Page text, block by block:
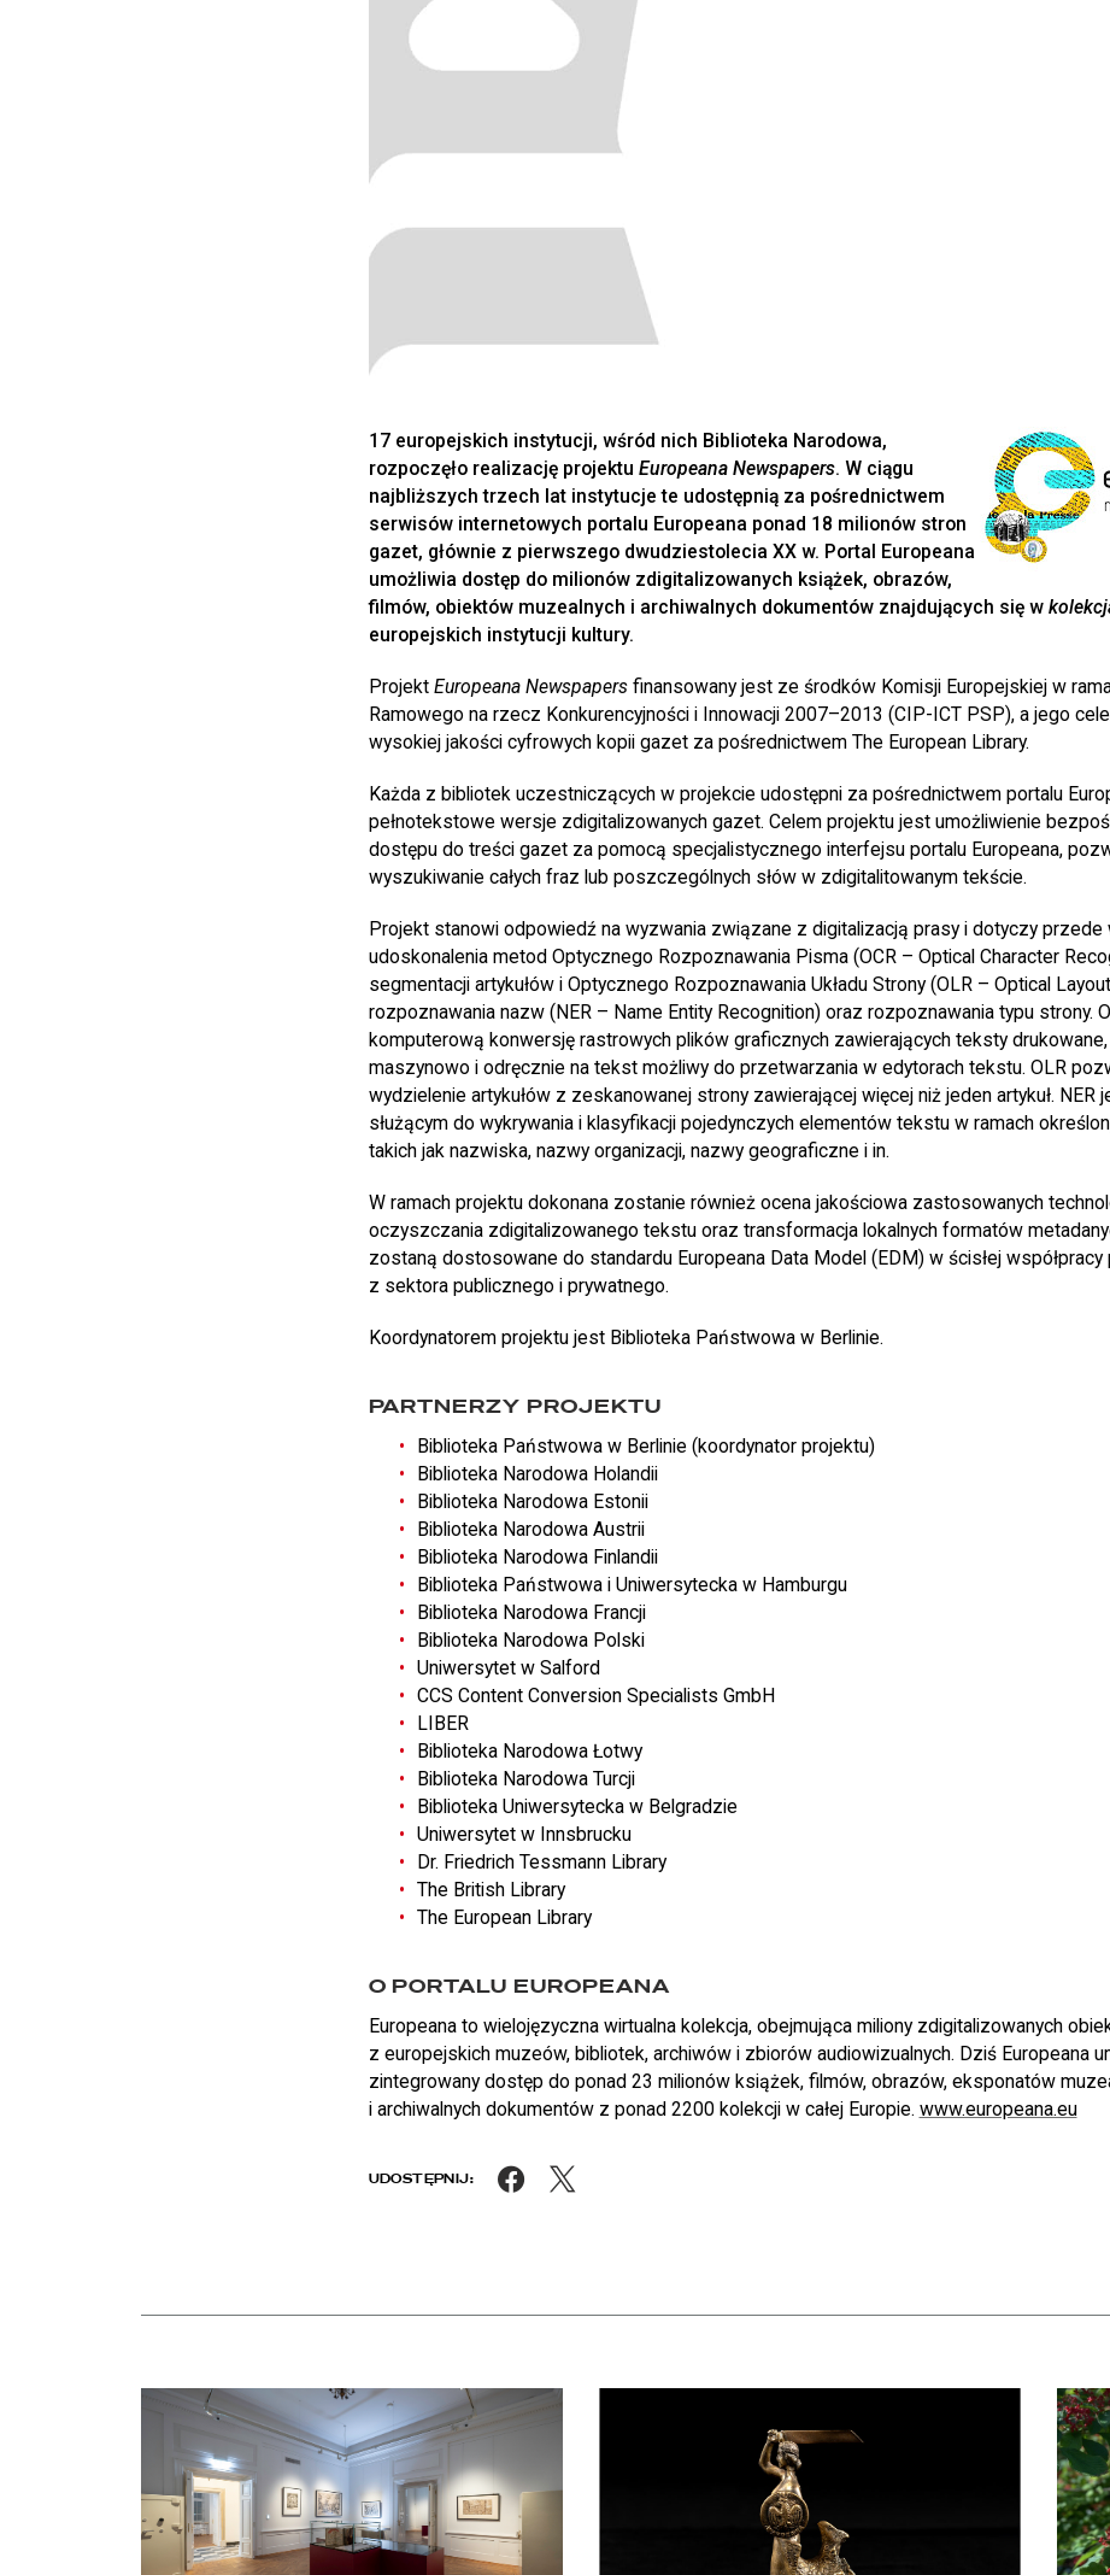
17 europejskich instytucji, wśród nich Biblioteka Narodowa,
rozpoczęło realizację projektu Europeana Newspapers. W ciągu
najbliższych trzech lat instytucje te udostępnią za pośrednictwem
serwisów internetowych portalu Europeana ponad 18 milionów stron
gazet, głównie z pierwszego dwudziestolecia XX w. Portal Europeana
umożliwia dostęp do milionów zdigitalizowanych książek, obrazów,
filmów, obiektów muzealnych i archiwalnych dokumentów znajdujących się w
europejskich instytucji kultury.
Projekt Europeana Newspapersfinansowany jest ze środków Komisji Europejskiej w
Ramowego na rzecz Konkurencyjności i Innowacji 2007–2013 (CIP-ICT PSP), a jego
wysokiej jakości cyfrowych kopii gazet za pośrednictwem The European Library.
Każda z bibliotek uczestniczących w projekcie udostępni za pośrednictwem portalu
pełnotekstowe wersje zdigitalizowanych gazet. Celem projektu jest umożliwienie
dostępu do treści gazet za pomocą specjalistycznego interfejsu portalu Europeana,
wyszukiwanie całych fraz lub poszczególnych słów w zdigitalitowanym tekście.
Projekt stanowi odpowiedź na wyzwania związane z digitalizacją prasy i dotyczy
udoskonalenia metod Optycznego Rozpoznawania Pisma (OCR – Optical Character
segmentacji artykułów i Optycznego Rozpoznawania Układu Strony (OLR – Optical
rozpoznawania nazw (NER – Name Entity Recognition) oraz rozpoznawania typu strony.
komputerową konwersję rastrowych plików graficznych zawierających teksty
maszynowo i odręcznie na tekst możliwy do przetwarzania w edytorach tekstu. OLR
wydzielenie artykułów z zeskanowanej strony zawierającej więcej niż jeden artykuł. NER
służącym do wykrywania i klasyfikacji pojedynczych elementów tekstu w ramach
takich jak nazwiska, nazwy organizacji, nazwy geograficzne i in.
W ramach projektu dokonana zostanie również ocena jakościowa zastosowanych
oczyszczania zdigitalizowanego tekstu oraz transformacja lokalnych formatów
zostaną dostosowane do standardu Europeana Data Model (EDM) w ścisłej współpracy
z sektora publicznego i prywatnego.
Koordynatorem projektu jest Biblioteka Państwowa w Berlinie.
PARTNERZY PROJEKTU
Biblioteka Państwowa w Berlinie (koordynator projektu)
Biblioteka Narodowa Holandii
Biblioteka Narodowa Estonii
Biblioteka Narodowa Austrii
Biblioteka Narodowa Finlandii
Biblioteka Państwowa i Uniwersytecka w Hamburgu
Biblioteka Narodowa Francji
Biblioteka Narodowa Polski
Uniwersytet w Salford
CCS Content Conversion Specialists GmbH
LIBER
Biblioteka Narodowa Łotwy
Biblioteka Narodowa Turcji
Biblioteka Uniwersytecka w Belgradzie
Uniwersytet w Innsbrucku
Dr. Friedrich Tessmann Library
The British Library
The European Library
O PORTALU EUROPEANA
Europeana to wielojęzyczna wirtualna kolekcja, obejmująca miliony zdigitalizowanych
z europejskich muzeów, bibliotek, archiwów i zbiorów audiowizualnych. Dziś Europeana
zintegrowany dostęp do ponad 23 milionów książek, filmów, obrazów, eksponatów
i archiwalnych dokumentów z ponad 2200 kolekcji w całej Europie. www.europeana.eu
UDOSTĘPNIJ: Facebook
Aktualności
czytaj więcej o Chłód w Pałacu Rzeczypospolitej. Zapraszamy na bezpłatne zwiedzanie skarbca Biblioteki Narodowej
czytaj więcej o Dyrektor BN otrzymał Nagrodę m. st. Warszawyczytaj